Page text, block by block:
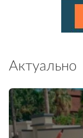
Актуально